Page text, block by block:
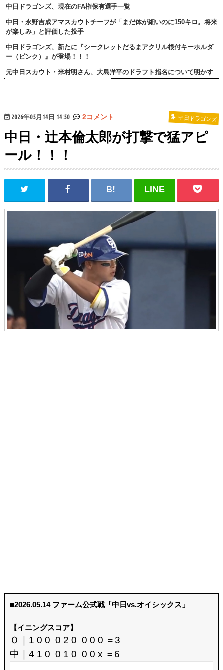
中日ドラゴンズ、現在のFA権保有選手一覧
中日・永野吉成アマスカウトチーフが「まだ体が細いのに150キロ。将来
が楽しみ」と評価した投手
中日ドラゴンズ、新たに『シークレットだるまアクリル根付キーホルダ
ー（ピンク）』が登場！！！
元中日スカウト・米村明さん、大島洋平のドラフト指名について明かす
2026年05月14日 14:50 2コメント 中日ドラゴンズ
中日・辻本倫太郎が打撃で猛アピ
ール！！！
■2026.05.14 ファーム公式戦「中日vs.オイシックス」
【イニングスコア】
Ｏ｜1 0 0 0 2 0 0 0 0 ＝3
中｜4 1 0 0 1 0 0 0 x ＝6